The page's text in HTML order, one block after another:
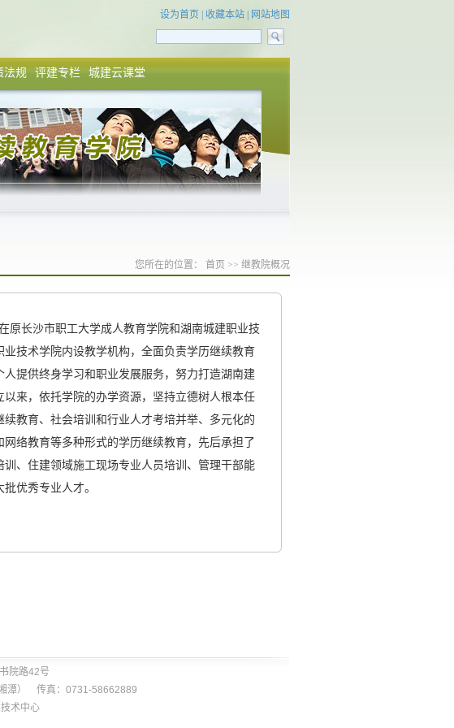
设为首页 收藏本站 网站地图
法规 评建专栏 城建云课堂
您所在的位置： 首页 >> 继教院概况
原长沙市职工大学成人教育学院和湖南城建职业技
技术学院内设教学机构，全面负责学历继续教育
提供终身学习和职业发展服务，努力打造湖南建
来，依托学院的办学资源，坚持立德树人根本任
教育、社会培训和行业人才考培并举、多元化的
络教育等多种形式的学历继续教育，先后承担了
、住建领域施工现场专业人员培训、管理干部能
优秀专业人才。
院路42号
潭） 传真：0731-58662889
术中心